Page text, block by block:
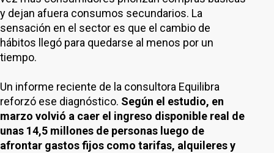
y dejan afuera consumos secundarios. La
sensación en el sector es que el cambio de
hábitos llegó para quedarse al menos por un
tiempo.
Un informe reciente de la consultora Equilibra
reforzó ese diagnóstico. Según el estudio, en
marzo volvió a caer el ingreso disponible real de
unas 14,5 millones de personas luego de
afrontar gastos fijos como tarifas, alquileres y